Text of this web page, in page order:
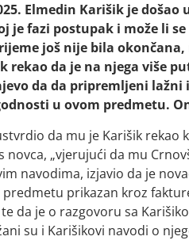
Elmedin Karišik je
je fazi postupak i može li
još nije bila
rekao da je na njega više
da da pripremljeni
u ovom predmetu.
da mu je Karišik rekao
novca, „vjerujući da mu
navodima, izjavio da je
prikazan kroz
da je o razgovoru sa
su i Karišikovi navodi o